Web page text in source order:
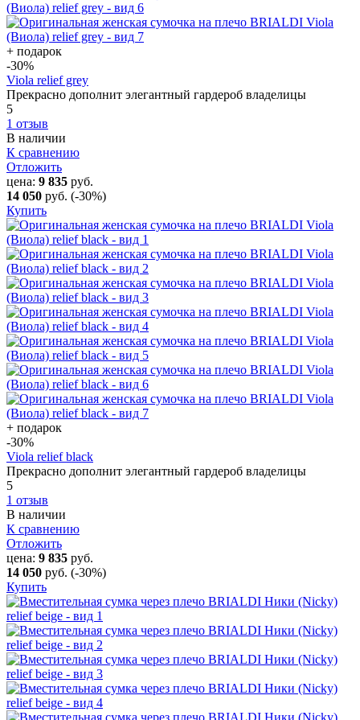
+ подарок
-30%
Viola relief grey
Прекрасно дополнит элегантный гардероб владелицы
5
1 отзыв
В наличии
К сравнению
Отложить
цена: 9 835 руб.
14 050 руб. (-30%)
Купить
+ подарок
-30%
Viola relief black
Прекрасно дополнит элегантный гардероб владелицы
5
1 отзыв
В наличии
К сравнению
Отложить
цена: 9 835 руб.
14 050 руб. (-30%)
Купить